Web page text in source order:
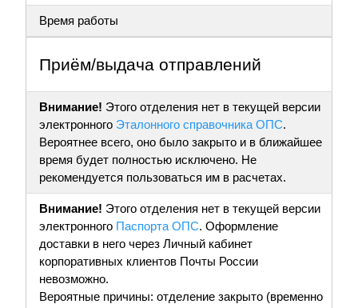
Время работы
Приём/выдача отправлений
Внимание! Этого отделения нет в текущей версии
электронного Эталонного справочника ОПС.
Вероятнее всего, оно было закрыто и в ближайшее
время будет полностью исключено. Не
рекомендуется пользоваться им в расчетах.
Внимание! Этого отделения нет в текущей версии
электронного Паспорта ОПС. Оформление
доставки в него через Личный кабинет
корпоративных клиентов Почты России
невозможно.
Вероятные причины: отделение закрыто (временно